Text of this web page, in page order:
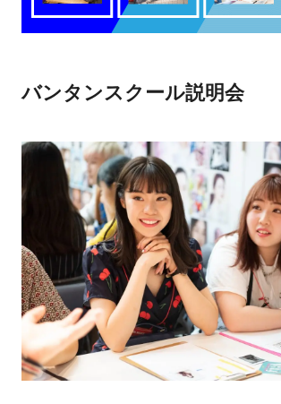
バンタンスクール説明会